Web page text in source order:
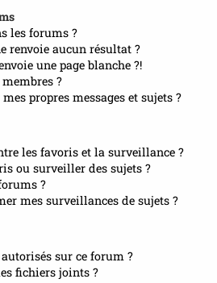
les forums ?
renvoie aucun résultat ?
une page blanche ?!
?
propres messages et sujets ?
les favoris et la surveillance ?
ou surveiller des sujets ?
?
mes surveillances de sujets ?
sur ce forum ?
fichiers joints ?